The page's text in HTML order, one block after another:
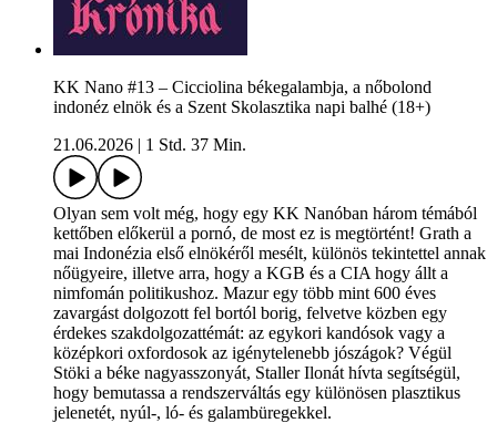
KK Nano #13 – Cicciolina békegalambja, a nőbolond
indonéz elnök és a Szent Skolasztika napi balhé (18+)
21.06.2026
1 Std. 37 Min.
Olyan sem volt még, hogy egy KK Nanóban három témából
kettőben előkerül a pornó, de most ez is megtörtént! Grath a
mai Indonézia első elnökéről mesélt, különös tekintettel annak
nőügyeire, illetve arra, hogy a KGB és a CIA hogy állt a
nimfomán politikushoz. Mazur egy több mint 600 éves
zavargást dolgozott fel bortól borig, felvetve közben egy
érdekes szakdolgozattémát: az egykori kandósok vagy a
középkori oxfordosok az igénytelenebb jószágok? Végül
Stöki a béke nagyasszonyát, Staller Ilonát hívta segítségül,
hogy bemutassa a rendszerváltás egy különösen plasztikus
jelenetét, nyúl-, ló- és galambüregekkel.